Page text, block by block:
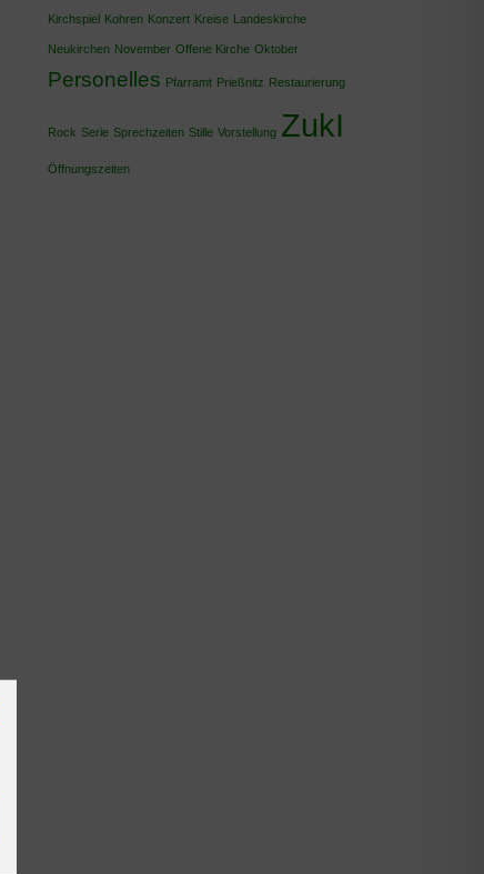
Kirchspiel Kohren Konzert Kreise Landeskirche
Neukirchen November Offene Kirche Oktober
Personelles Pfarramt Prießnitz Restaurierung
Rock Serie Sprechzeiten Stille Vorstellung ZukI
Öffnungszeiten